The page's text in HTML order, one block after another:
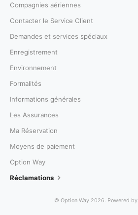
Compagnies aériennes
Contacter le Service Client
Demandes et services spéciaux
Enregistrement
Environnement
Formalités
Informations générales
Les Assurances
Ma Réservation
Moyens de paiement
Option Way
Réclamations
© Option Way 2026. Powered by